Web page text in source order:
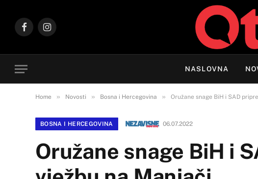
FacebookInstagram
NASLOVNA
Home » Novosti » Bosna i Hercegovina » Oružane snage BiH i SAD
BOSNA I HERCEGOVINA 06.07.2022
Oružane snage BiH i